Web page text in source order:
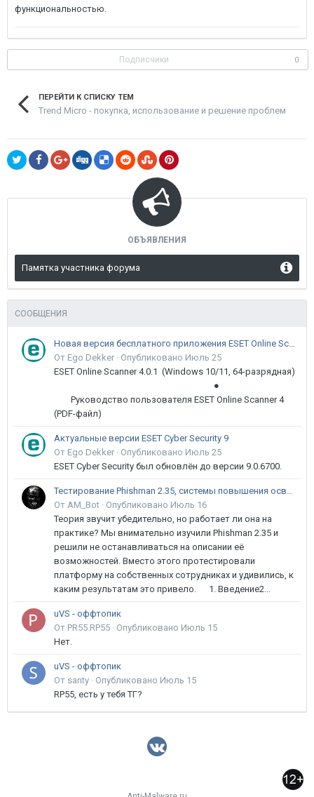
функциональностью.
Подписчики 0
ПЕРЕЙТИ К СПИСКУ ТЕМ
Trend Micro - покупка, использование и решение проблем
ОБЪЯВЛЕНИЯ
Памятка участника форума
СООБЩЕНИЯ
Новая версия бесплатного приложения ESET Online Scanner доступна пользователям
От Ego Dekker · Опубликовано Июль 25
ESET Online Scanner 4.0.1 (Windows 10/11, 64-разрядная)
●
Руководство пользователя ESET Online Scanner 4
(PDF-файл)
Актуальные версии ESET Cyber Security 9
От Ego Dekker · Опубликовано Июль 25
ESET Cyber Security был обновлён до версии 9.0.6700.
Тестирование Phishman 2.35, системы повышения осведомлённости пользователей в сфере ИБ
От AM_Bot · Опубликовано Июль 16
Теория звучит убедительно, но работает ли она на
практике? Мы внимательно изучили Phishman 2.35 и
решили не останавливаться на описании её
возможностей. Вместо этого протестировали
платформу на собственных сотрудниках и удивились, к
каким результатам это привело. 1. Введение2...
uVS - оффтопик
От PR55.RP55 · Опубликовано Июль 15
Нет.
uVS - оффтопик
От santy · Опубликовано Июль 15
RP55, есть у тебя ТГ?